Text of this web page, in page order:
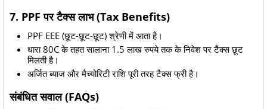
7. PPF पर टैक्स लाभ (Tax Benefits)
PPF EEE (छूट-छूट-छूट) श्रेणी में आता है।
धारा 80C के तहत सालाना 1.5 लाख रुपये तक के निवेश पर टैक्स छूट
मिलती है।
अर्जित ब्याज और मैच्योरिटी राशि पूरी तरह टैक्स फ्री है।
संबंधित सवाल (FAQs)